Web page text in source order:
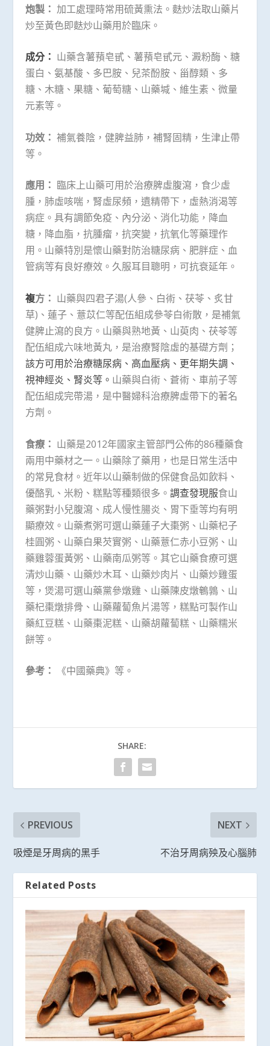
炮製： 加工處理時常用硫黃熏法。麩炒法取山藥片
炒至黃色即麩炒山藥用於臨床。
成分： 山藥含薯蕷皂甙、薯蕷皂甙元、澱粉酶、糖
蛋白、氨基酸、多巴胺、兒茶酚胺、甾醇類、多
糖、木糖、果糖、葡萄糖、山藥堿、維生素、微量
元素等。
功效： 補氣養陰，健脾益肺，補腎固精，生津止帶
等。
應用： 臨床上山藥可用於治療脾虛腹瀉，食少虛
腫，肺虛咳喘，腎虛尿頻，遺精帶下，虛熱消渴等
病症。具有調節免疫、內分泌、消化功能，降血
糖，降血脂，抗腫瘤，抗突變，抗氧化等藥理作
用。山藥特別是懷山藥對防治糖尿病、肥胖症、血
管病等有良好療效。久服耳目聰明，可抗衰延年。
複方： 山藥與四君子湯(人參、白術、茯苓、炙甘
草)、蓮子、薏苡仁等配伍組成參苓白術散，是補氣
健脾止瀉的良方。山藥與熟地黃、山萸肉、茯苓等
配伍組成六味地黃丸，是治療腎陰虛的基礎方劑；
該方可用於治療糖尿病、高血壓病、更年期失調、
視神經炎、腎炎等。 山藥與白術、蒼術、車前子等
配伍組成完帶湯，是中醫婦科治療脾虛帶下的著名
方劑。
食療： 山藥是2012年國家主管部門公佈的86種藥食
兩用中藥材之一。山藥除了藥用，也是日常生活中
的常見食材。近年以山藥制做的保健食品如飲料、
優酪乳、米粉、糕點等種類很多。調查發現服食山
藥粥對小兒腹瀉、成人慢性腸炎、胃下垂等均有明
顯療效。山藥煮粥可選山藥蓮子大棗粥、山藥杞子
桂圓粥、山藥白果芡實粥、山藥薏仁赤小豆粥、山
藥雞蓉蛋黃粥、山藥南瓜粥等。其它山藥食療可選
清炒山藥、山藥炒木耳、山藥炒肉片、山藥炒雞蛋
等，煲湯可選山藥黨參燉雞、山藥陳皮燉鵪鶉、山
藥杞棗燉排骨、山藥蘿蔔魚片湯等，糕點可製作山
藥紅豆糕、山藥棗泥糕、山藥胡蘿蔔糕、山藥糯米
餅等。
參考： 《中國藥典》等。
SHARE:
PREVIOUS
吸煙是牙周病的黑手
NEXT
不治牙周病殃及心腦肺
Related Posts